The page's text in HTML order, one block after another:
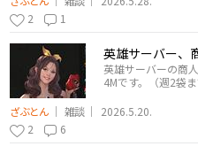
2
1
英雄サーバー、
英雄サーバーの商
4Mです。（週2袋
ざぶとん
雑談
2026.5.20.
2
6